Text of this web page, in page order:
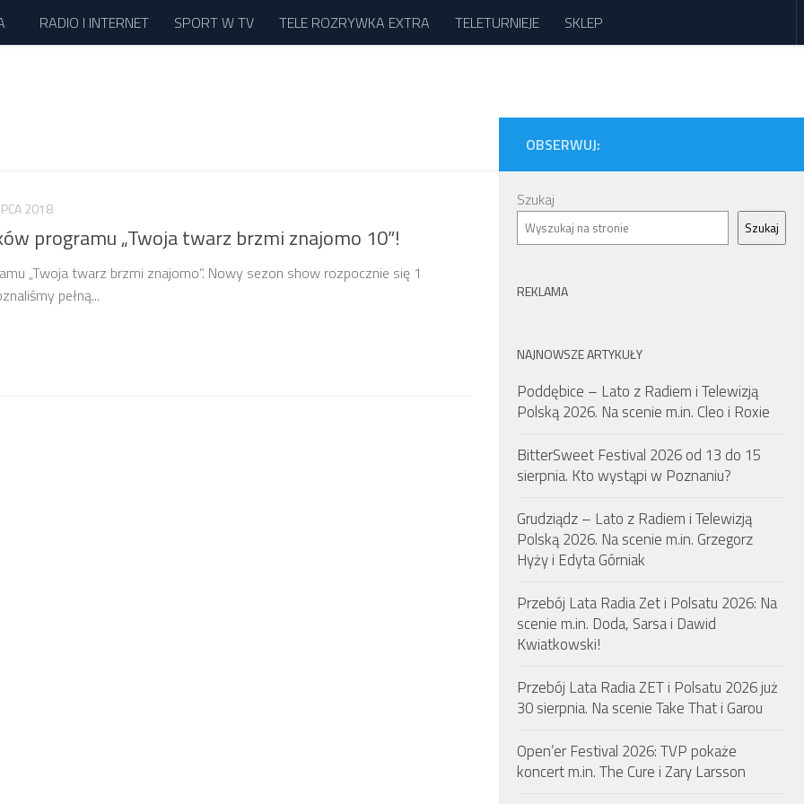
RADIO I INTERNET SPORT W TV TELE ROZRYWKA EXTRA TELETURNIEJE SKLEP
2018
programu „Twoja twarz brzmi znajomo 10”!
„Twoja twarz brzmi znajomo”. Nowy sezon show rozpocznie się 1
pełną...
OBSERWUJ:
Szukaj
Szukaj
REKLAMA
NAJNOWSZE ARTYKUŁY
Poddębice – Lato z Radiem i Telewizją
Polską 2026. Na scenie m.in. Cleo i Roxie
BitterSweet Festival 2026 od 13 do 15
sierpnia. Kto wystąpi w Poznaniu?
Grudziądz – Lato z Radiem i Telewizją
Polską 2026. Na scenie m.in. Grzegorz
Hyży i Edyta Górniak
Przebój Lata Radia Zet i Polsatu 2026: Na
scenie m.in. Doda, Sarsa i Dawid
Kwiatkowski!
Przebój Lata Radia ZET i Polsatu 2026 już
30 sierpnia. Na scenie Take That i Garou
Open’er Festival 2026: TVP pokaże
koncert m.in. The Cure i Zary Larsson